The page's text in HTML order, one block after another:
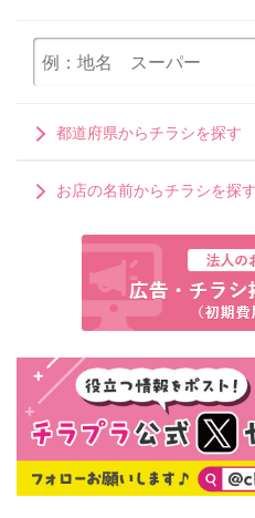
都道府県からチラシを探す
お店の名前からチラシを探す